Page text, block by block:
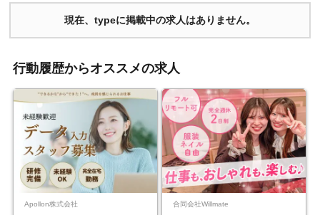
現在、typeに掲載中の求人はありません。
行動履歴からオススメの求人
Apollon株式会社 合同会社Willmate